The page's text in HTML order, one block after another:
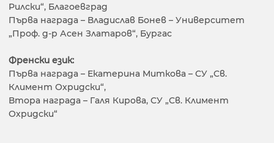
Рилски“, Благоевград
Първа награда – Владислав Бонев – Университет
„Проф. д-р Асен Златаров“, Бургас
Френски език:
Първа награда – Екатерина Миткова – СУ „Св.
Климент Охридски“,
Втора награда – Галя Кирова, СУ „Св. Климент
Охридски“